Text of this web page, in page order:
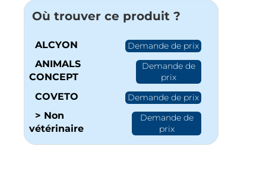
Où trouver ce produit ?
ALCYON Demande de prix
ANIMALS
CONCEPT
Demande de
prix
COVETO Demande de prix
> Non
vétérinaire
Demande de
prix